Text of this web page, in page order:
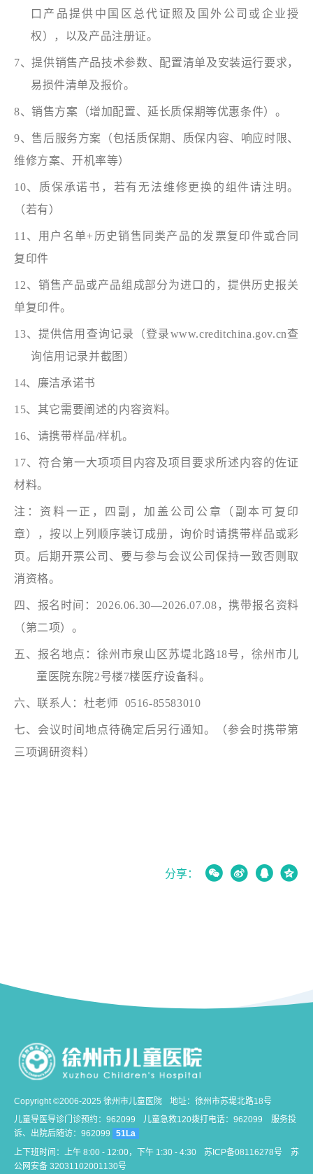
口产品提供中国区总代证照及国外公司或企业授
权），以及产品注册证。
7、提供销售产品技术参数、配置清单及安装运行要求，
易损件清单及报价。
8、销售方案（增加配置、延长质保期等优惠条件）。
9、售后服务方案（包括质保期、质保内容、响应时限、
维修方案、开机率等）
10、质保承诺书，若有无法维修更换的组件请注明。
（若有）
11、用户名单+历史销售同类产品的发票复印件或合同
复印件
12、销售产品或产品组成部分为进口的，提供历史报关
单复印件。
13、提供信用查询记录（登录www.creditchina.gov.cn查
询信用记录并截图）
14、廉洁承诺书
15、其它需要阐述的内容资料。
16、请携带样品/样机。
17、符合第一大项项目内容及项目要求所述内容的佐证
材料。
注：资料一正，四副，加盖公司公章（副本可复印
章），按以上列顺序装订成册，询价时请携带样品或彩
页。后期开票公司、要与参与会议公司保持一致否则取
消资格。
四、报名时间： 2026.06.30—2026.07.08，携带报名资料
（第二项）。
五、报名地点：徐州市泉山区苏堤北路18号，徐州市儿
童医院东院2号楼7楼医疗设备科。
六、联系人：杜老师 0516-85583010
七、会议时间地点待确定后另行通知。（参会时携带第
三项调研资料）
分享：    
Copyright ©2006-2025 徐州市儿童医院
地址：徐州市苏堤北路18号
儿童导医导诊门诊预约：962099
儿童急救120拨打电话：962099
服务投
诉、出院后随访：962099
51La
上下班时间：上午 8:00 - 12:00，下午 1:30 - 4:30
苏ICP备08116278号
苏
公网安备 32031102001130号